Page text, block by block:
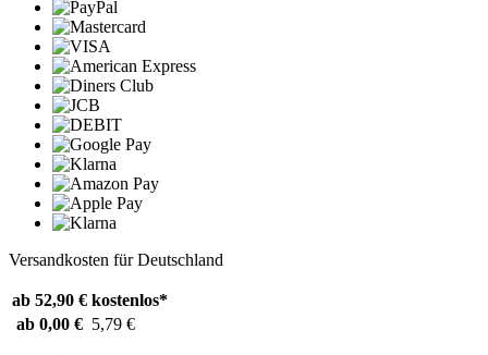
Versandkosten für Deutschland
ab 52,90 € kostenlos*
ab 0,00 € 5,79 €